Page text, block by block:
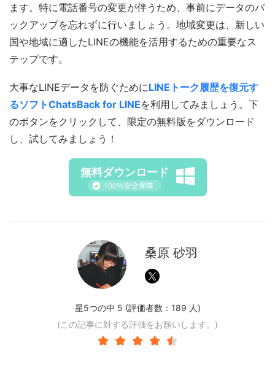
ます。特に電話番号の変更が伴うため、事前にデータのバ
ックアップを忘れずに行いましょう。地域変更は、新しい
国や地域に適したLINEの機能を活用するための重要なス
テップです。
大事なLINEデータを防ぐためにLINEトーク履歴を復元す
るソフトChatsBack for LINEを利用してみましょう。下
のボタンをクリックして、限定の無料版をダウンロード
し、試してみましょう！
無料ダウンロード
桑原 砂羽
星5つの中 5 (評価者数： 189 人)
(この記事に対する評価をお願いします。)